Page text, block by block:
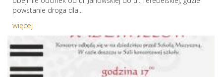
powstanie droga dla...
więcej